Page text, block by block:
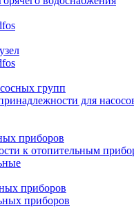
групп
для
приборов
к отопительным
приборов
приборов